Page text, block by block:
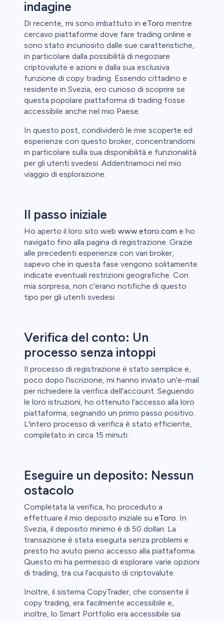
indagine
Di recente, mi sono imbattuto in eToro mentre
cercavo piattaforme dove fare trading online e
sono stato incuriosito dalle sue caratteristiche,
in particolare dalla possibilità di negoziare
criptovalute e azioni e dalla sua esclusiva
funzione di copy trading. Essendo cittadino e
residente in Svezia, ero curioso di scoprire se
questa popolare piattaforma di trading fosse
accessibile anche nel mio Paese.
In questo post, condividerò le mie scoperte ed
esperienze con questo broker, concentrandomi
in particolare sulla sua disponibilità e funzionalità
per gli utenti svedesi. Addentriamoci nel mio
viaggio di esplorazione.
Il passo iniziale
Ho aperto il loro sito web www.etoro.com e ho
navigato fino alla pagina di registrazione. Grazie
alle precedenti esperienze con vari broker,
sapevo che in questa fase vengono solitamente
indicate eventuali restrizioni geografiche. Con
mia sorpresa, non c'erano notifiche di questo
tipo per gli utenti svedesi.
Verifica del conto: Un
processo senza intoppi
Il processo di registrazione è stato semplice e,
poco dopo l'iscrizione, mi hanno inviato un'e-mail
per richiedere la verifica dell'account. Seguendo
le loro istruzioni, ho ottenuto l'accesso alla loro
piattaforma, segnando un primo passo positivo.
L'intero processo di verifica è stato efficiente,
completato in circa 15 minuti.
Eseguire un deposito: Nessun
ostacolo
Completata la verifica, ho proceduto a
effettuare il mio deposito iniziale su eToro. In
Svezia, il deposito minimo è di 50 dollari. La
transazione è stata eseguita senza problemi e
presto ho avuto pieno accesso alla piattaforma.
Questo mi ha permesso di esplorare varie opzioni
di trading, tra cui l'acquisto di criptovalute.
Inoltre, il sistema CopyTrader, che consente il
copy trading, era facilmente accessibile e,
inoltre, lo Smart Portfolio era accessibile sia